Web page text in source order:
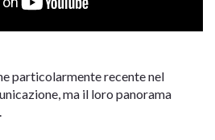
particolarmente recente nel
ma il loro panorama